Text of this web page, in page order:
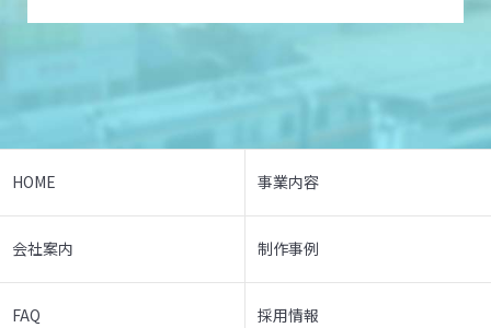
HOME 事業内容
会社案内 制作事例
FAQ 採用情報